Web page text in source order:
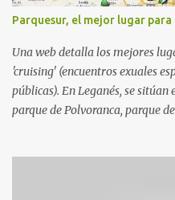
Parquesur, el mejor lugar
Una web detalla los mejores
'cruising' (encuentros exuales
públicas). En Leganés, se
parque de Polvoranca, parque